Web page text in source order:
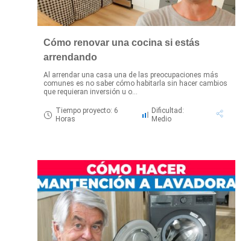
Cómo renovar una cocina si estás
arrendando
Al arrendar una casa una de las preocupaciones más
comunes es no saber cómo habitarla sin hacer cambios
que requieran inversión u o...
Tiempo proyecto: 6
Horas
Dificultad:
Medio